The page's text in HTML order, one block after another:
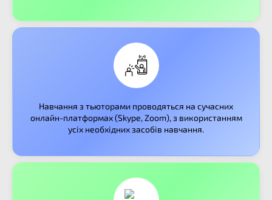
Навчання з тьюторами проводяться на сучасних
онлайн-платформах (Skype, Zoom), з використанням
усіх необхідних засобів навчання.